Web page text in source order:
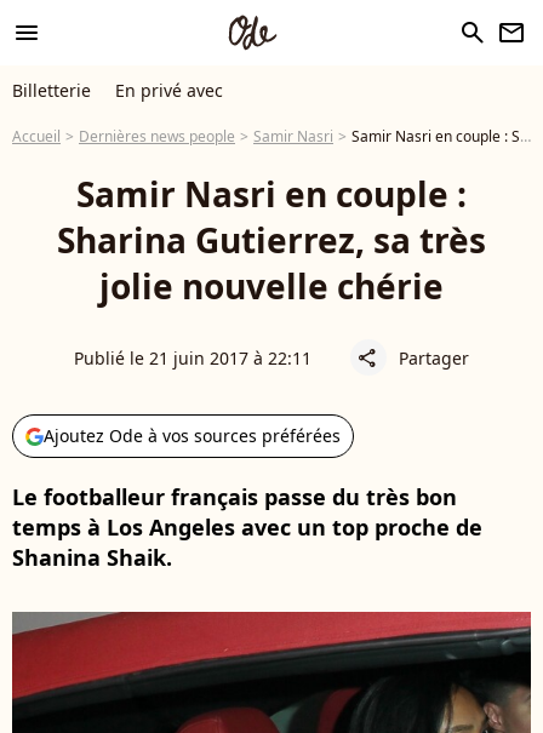
menu search newsletter
Billetterie En privé avec
Accueil Dernières news people Samir Nasri Samir Nasri en couple : Sharina Gutierrez, sa très jolie nouvelle chérie
Samir Nasri en couple :
Sharina Gutierrez, sa très
jolie nouvelle chérie
Publié le 21 juin 2017 à 22:11 share Partager
Ajoutez Ode à vos sources préférées
Le footballeur français passe du très bon
temps à Los Angeles avec un top proche de
Shanina Shaik.